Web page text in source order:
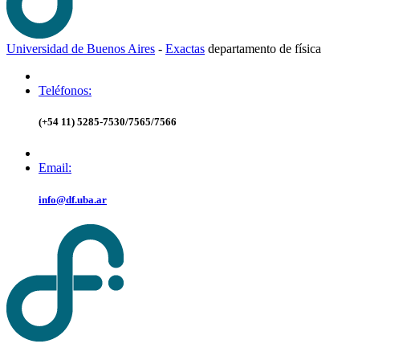
Universidad de Buenos Aires - Exactas departamento de física
Teléfonos:
(+54 11) 5285-7530/7565/7566
Email:
info@df.uba.ar